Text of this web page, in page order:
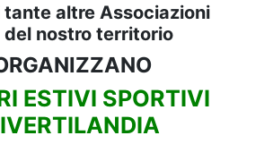
tante altre Associazioni
del nostro territorio
ESTIVI SPORTIVI